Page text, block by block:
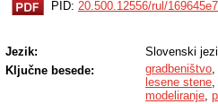
PID: 20.500.12556/rul/
Jezik:
Slovenski
Ključne besede:
gradbeništvo,
lesene stene,
modeliranje,